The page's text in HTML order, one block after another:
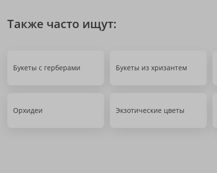
Также часто ищут:
Букеты с герберами Букеты из хризантем
Орхидеи Экзотические цветы